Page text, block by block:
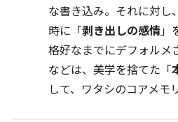
な書き込み。それに対し
時に「剥き出しの感情」
格好なまでにデフォルメ
などは、美学を捨てた「
して、ワタシのコアメモ